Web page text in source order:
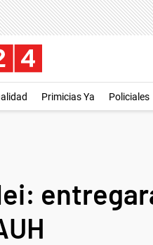
Primicias Ya Policiales